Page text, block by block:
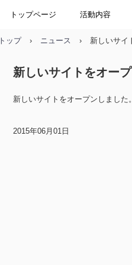
トップページ 活動内容
トップ › ニュース › 新しいサイ
新しいサイトをオー
新しいサイトをオープンしました
2015年06月01日